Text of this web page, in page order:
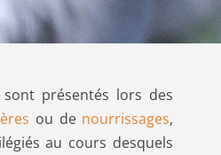
présentés lors des
ou de nourrissages,
au cours desquels